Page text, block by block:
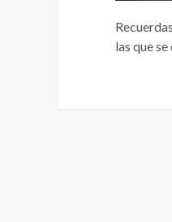
las que